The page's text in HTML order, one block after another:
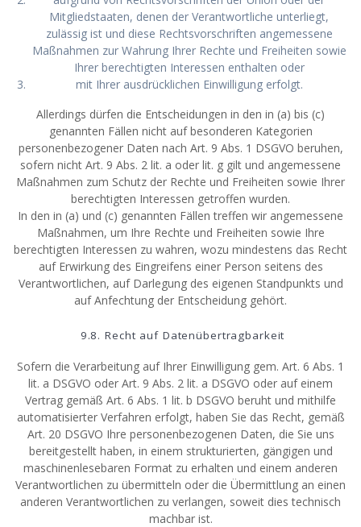
Mitgliedstaaten, denen der Verantwortliche unterliegt,
zulässig ist und diese Rechtsvorschriften angemessene
Maßnahmen zur Wahrung Ihrer Rechte und Freiheiten sowie
Ihrer berechtigten Interessen enthalten oder
mit Ihrer ausdrücklichen Einwilligung erfolgt.
Allerdings dürfen die Entscheidungen in den in (a) bis (c)
genannten Fällen nicht auf besonderen Kategorien
personenbezogener Daten nach Art. 9 Abs. 1 DSGVO beruhen,
sofern nicht Art. 9 Abs. 2 lit. a oder lit. g gilt und angemessene
Maßnahmen zum Schutz der Rechte und Freiheiten sowie Ihrer
berechtigten Interessen getroffen wurden.
In den in (a) und (c) genannten Fällen treffen wir angemessene
Maßnahmen, um Ihre Rechte und Freiheiten sowie Ihre
berechtigten Interessen zu wahren, wozu mindestens das Recht
auf Erwirkung des Eingreifens einer Person seitens des
Verantwortlichen, auf Darlegung des eigenen Standpunkts und
auf Anfechtung der Entscheidung gehört.
9.8. Recht auf Datenübertragbarkeit
Sofern die Verarbeitung auf Ihrer Einwilligung gem. Art. 6 Abs. 1
lit. a DSGVO oder Art. 9 Abs. 2 lit. a DSGVO oder auf einem
Vertrag gemäß Art. 6 Abs. 1 lit. b DSGVO beruht und mithilfe
automatisierter Verfahren erfolgt, haben Sie das Recht, gemäß
Art. 20 DSGVO Ihre personenbezogenen Daten, die Sie uns
bereitgestellt haben, in einem strukturierten, gängigen und
maschinenlesebaren Format zu erhalten und einem anderen
Verantwortlichen zu übermitteln oder die Übermittlung an einen
anderen Verantwortlichen zu verlangen, soweit dies technisch
machbar ist.